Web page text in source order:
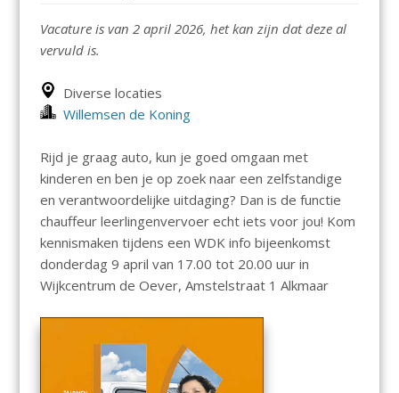
Vacature is van 2 april 2026, het kan zijn dat deze al
vervuld is.
Diverse locaties
Willemsen de Koning
Rijd je graag auto, kun je goed omgaan met
kinderen en ben je op zoek naar een zelfstandige
en verantwoordelijke uitdaging? Dan is de functie
chauffeur leerlingenvervoer echt iets voor jou! Kom
kennismaken tijdens een WDK info bijeenkomst
donderdag 9 april van 17.00 tot 20.00 uur in
Wijkcentrum de Oever, Amstelstraat 1 Alkmaar